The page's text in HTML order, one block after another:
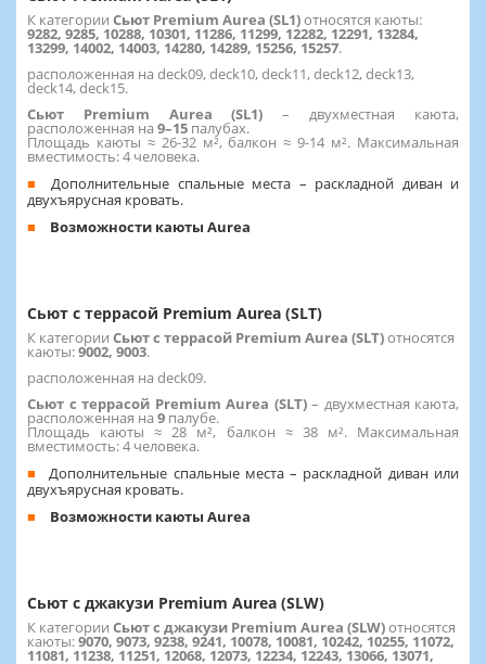
К категории Сьют Premium Aurea (SL1)относятся каюты:
9282, 9285, 10288, 10301, 11286, 11299, 12282, 12291, 13284,
13299, 14002, 14003, 14280, 14289, 15256, 15257.
расположенная на deck09, deck10, deck11, deck12, deck13,
deck14, deck15.
Сьют Premium Aurea (SL1) – двухместная каюта,
расположенная на 9–15 палубах.
Площадь каюты ≈ 26-32 м², балкон ≈ 9-14 м². Максимальная
вместимость: 4 человека.
Дополнительные спальные места – раскладной диван и
двухъярусная кровать.
Возможности каюты Aurea
Сьют с террасой Premium Aurea (SLT)
К категории Сьют с террасой Premium Aurea (SLT)относятся
каюты:9002, 9003.
расположенная на deck09.
Сьют с террасой Premium Aurea (SLT)– двухместная каюта,
расположенная на 9 палубе.
Площадь каюты ≈ 28 м², балкон ≈ 38 м². Максимальная
вместимость: 4 человека.
Дополнительные спальные места – раскладной диван или
двухъярусная кровать.
Возможности каюты Aurea
Сьют с джакузи Premium Aurea (SLW)
К категории Сьют с джакузи Premium Aurea (SLW)относятся
каюты:9070, 9073, 9238, 9241, 10078, 10081, 10242, 10255, 11072,
11081, 11238, 11251, 12068, 12073, 12234, 12243, 13066, 13071,